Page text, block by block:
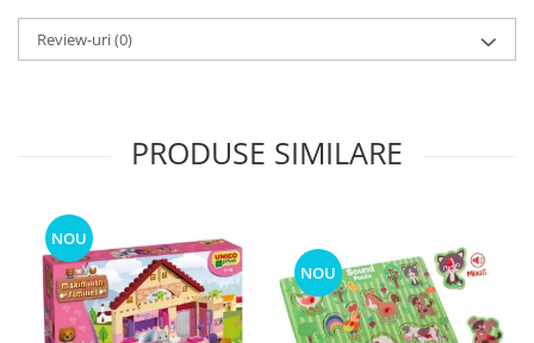
Review-uri(0)
PRODUSE SIMILARE
NOU
NOU